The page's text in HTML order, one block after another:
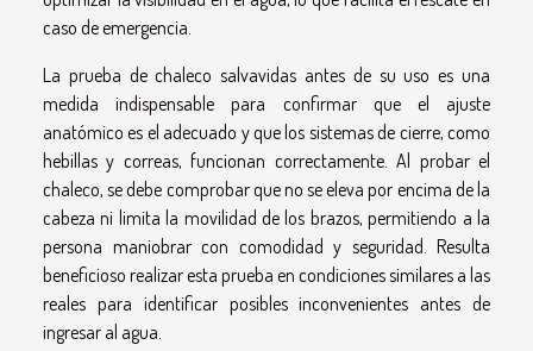
caso de emergencia.
La prueba de chaleco salvavidas antes de su uso es una
medida indispensable para confirmar que el ajuste
anatómico es el adecuado y que los sistemas de cierre, como
hebillas y correas, funcionan correctamente. Al probar el
chaleco, se debe comprobar que no se eleva por encima de la
cabeza ni limita la movilidad de los brazos, permitiendo a la
persona maniobrar con comodidad y seguridad. Resulta
beneficioso realizar esta prueba en condiciones similares a las
reales para identificar posibles inconvenientes antes de
ingresar al agua.